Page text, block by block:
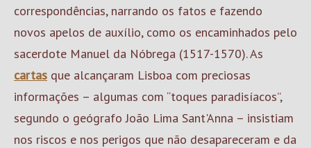
correspondências, narrando os fatos e fazendo
novos apelos de auxílio, como os encaminhados pelo
sacerdote Manuel da Nóbrega (1517-1570). As
cartas que alcançaram Lisboa com preciosas
informações – algumas com “toques paradisíacos”,
segundo o geógrafo João Lima Sant'Anna – insistiam
nos riscos e nos perigos que não desapareceram e da